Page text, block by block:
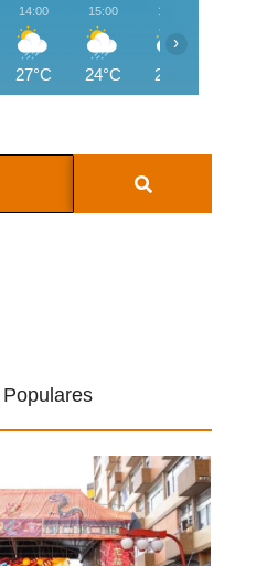
14:00
27°C
15:00
24°C
16:00
22°C
›